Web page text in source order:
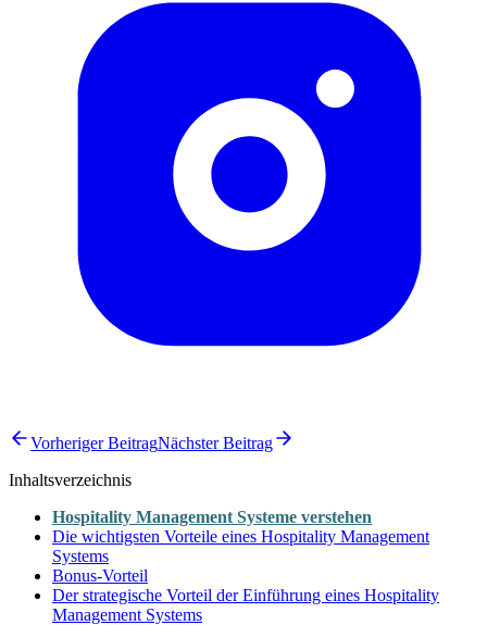
Vorheriger BeitragNächster Beitrag
Inhaltsverzeichnis
Hospitality Management Systeme verstehen
Die wichtigsten Vorteile eines Hospitality Management
Systems
Bonus-Vorteil
Der strategische Vorteil der Einführung eines Hospitality
Management Systems